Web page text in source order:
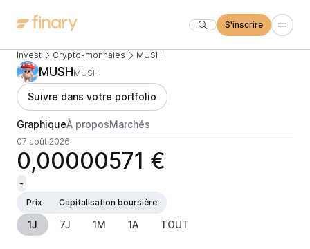
S'inscrire
Invest Crypto-monnaies MUSH
MUSHMUSH
Suivre dans votre portfolio
GraphiqueÀ proposMarchés
07 août 2026
0,00000571 €
-
Prix
Capitalisation boursière
1J 7J 1M 1A TOUT